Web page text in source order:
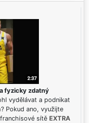
fyzicky zdatný
vydělávat a podnikat
Pokud ano, využijte
sítě EXTRA